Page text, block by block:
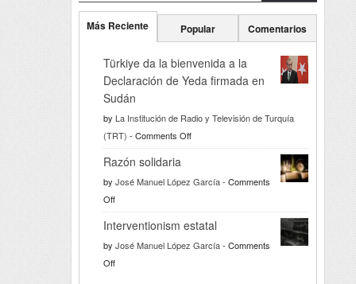
Más Reciente Popular Comentarios
Türkiye da la bienvenida a la
Declaración de Yeda firmada en
Sudán
by La Institución de Radio y Televisión de Turquía
(TRT) - Comments Offon
Türkiye
la
a
Razón solidaria
by José Manuel López García- Comments
Offon
Razón
solidaria
Interventionism estatal
by José Manuel López García- Comments
Offon